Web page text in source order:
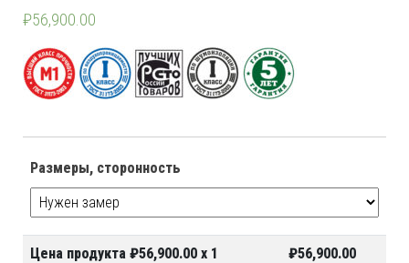
₽56,900.00
Размеры, сторонность
Цена продукта ₽56,900.00x 1 ₽56,900.00